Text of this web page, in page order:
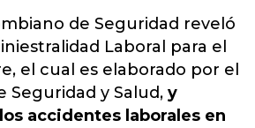
de Seguridad reveló
Laboral para el
el cual es elaborado por el
Seguridad y Salud, y
accidentes laborales en